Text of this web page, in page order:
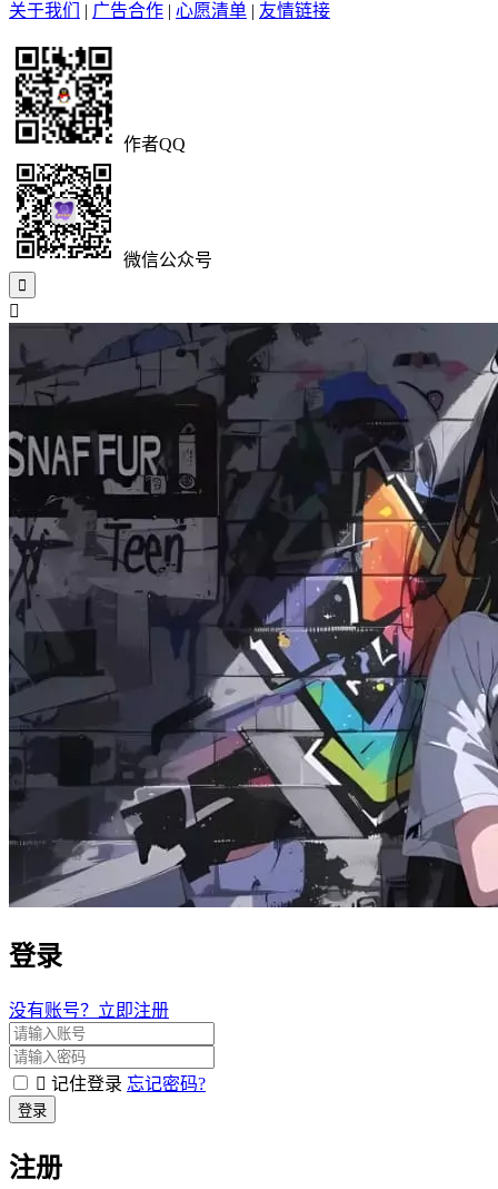
关于我们
| 广告合作 | 心愿清单 | 友情链接
作者QQ
微信公众号
登录
没有账号？立即注册
记住登录 忘记密码?
登录
注册